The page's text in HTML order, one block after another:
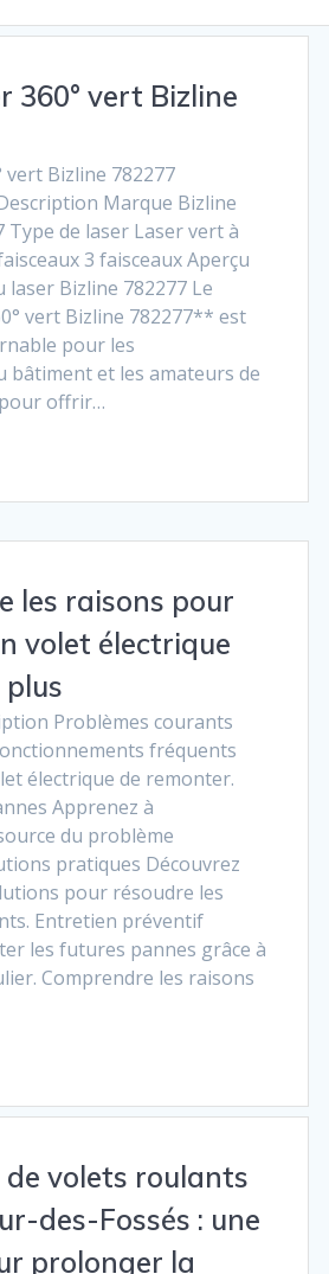
360° vert Bizline
vert Bizline 782277
Marque Bizline
Type de laser Laser vert à
3 faisceaux Aperçu
laser Bizline 782277 Le
vert Bizline 782277** est
pour les
bâtiment et les amateurs de
offrir…
les raisons pour
volet électrique
Problèmes courants
fréquents
électrique de remonter.
Apprenez à
du problème
pratiques Découvrez
pour résoudre les
Entretien préventif
les futures pannes grâce à
Comprendre les raisons
volets roulants
des-Fossés : une
prolonger la